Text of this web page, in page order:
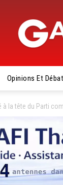
Opinions Et
à la tête du Parti